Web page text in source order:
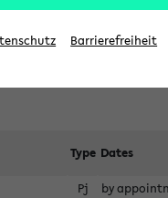
Type Dates
Pj by
Barrierefreiheit